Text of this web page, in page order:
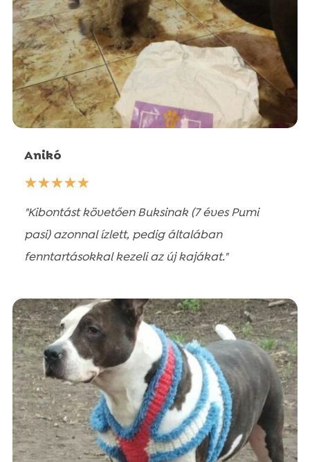
Anikó
☆☆☆☆☆
"Kibontást követően Buksinak (7 éves Pumi
pasi) azonnal ízlett, pedig általában
fenntartásokkal kezeli az új kajákat."